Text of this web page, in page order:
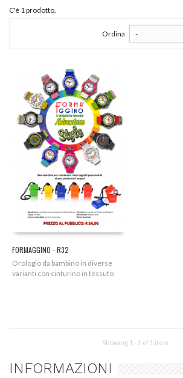
C'è 1 prodotto.
Ordina
FORMAGGINO - R32
Orologio da bambino in diverse
varianti con cinturino in tessuto
Showing 1 - 1 of 1 item
INFORMAZIONI